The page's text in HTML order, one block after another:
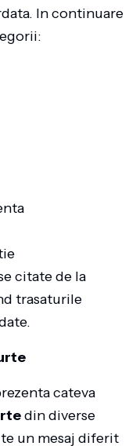
In continuare
citate de la
trasaturile
cateva
din diverse
un mesaj diferit